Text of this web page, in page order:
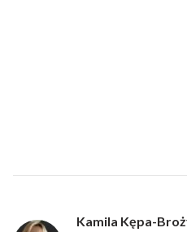
Kamila Kępa-